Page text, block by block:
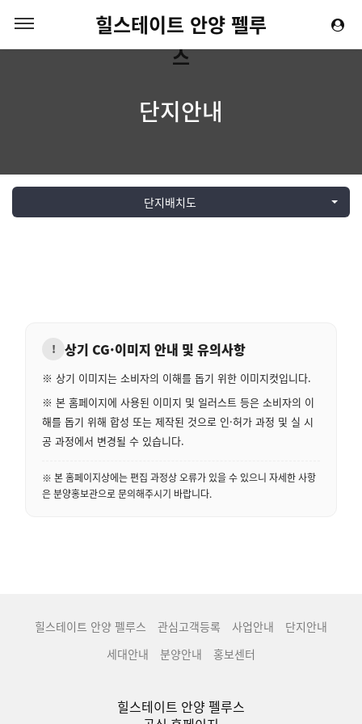
힐스테이트 안양 펠루
스
단지안내
단지배치도
! 상기 CG·이미지 안내 및 유의사항
※ 상기 이미지는 소비자의 이해를 돕기 위한 이미지컷입니다.
※ 본 홈페이지에 사용된 이미지 및 일러스트 등은 소비자의 이
해를 돕기 위해 합성 또는 제작된 것으로 인·허가 과정 및 실 시
공 과정에서 변경될 수 있습니다.
※ 본 홈페이지상에는 편집 과정상 오류가 있을 수 있으니 자세한 사항
은 분양홍보관으로 문의해주시기 바랍니다.
힐스테이트 안양 펠루스 관심고객등록 사업안내
단지안내
세대안내
분양안내 홍보센터
힐스테이트 안양 펠루스